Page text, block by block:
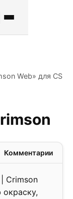
Web» для CS
Комментарии
Crimson
окраску,